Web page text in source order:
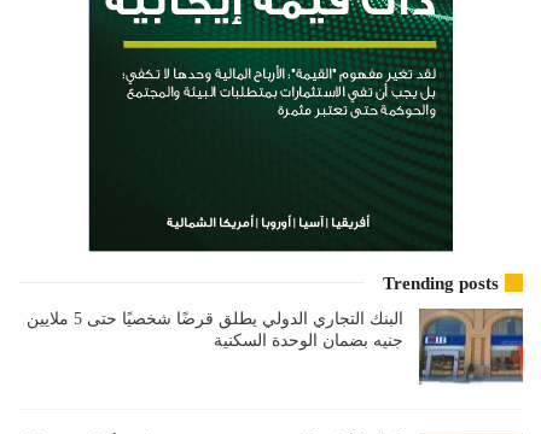
Trending posts
البنك التجاري الدولي يطلق قرضًا شخصيًا حتى 5 ملايين
جنيه بضمان الوحدة السكنية